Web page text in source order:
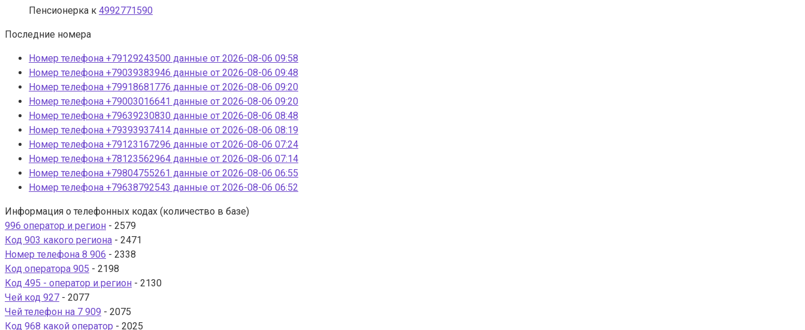
Пенсионерка к 4992771590
Последние номера
Номер телефона +79129243500 данные от 2026-08-06 09:58
Номер телефона +79039383946 данные от 2026-08-06 09:48
Номер телефона +79918681776 данные от 2026-08-06 09:20
Номер телефона +79003016641 данные от 2026-08-06 09:20
Номер телефона +79639230830 данные от 2026-08-06 08:48
Номер телефона +79393937414 данные от 2026-08-06 08:19
Номер телефона +79123167296 данные от 2026-08-06 07:24
Номер телефона +78123562964 данные от 2026-08-06 07:14
Номер телефона +79804755261 данные от 2026-08-06 06:55
Номер телефона +79638792543 данные от 2026-08-06 06:52
Информация о телефонных кодах (количество в базе)
996 оператор и регион - 2579
Код 903 какого региона - 2471
Номер телефона 8 906 - 2338
Код оператора 905 - 2198
Код 495 - оператор и регион - 2130
Чей код 927 - 2077
Чей телефон на 7 909 - 2075
Код 968 какой оператор - 2025